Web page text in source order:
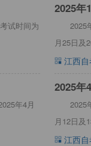
试时间为
2025年
2025
月25日及
江西
年4月
2025年
2025
月12日及
江西